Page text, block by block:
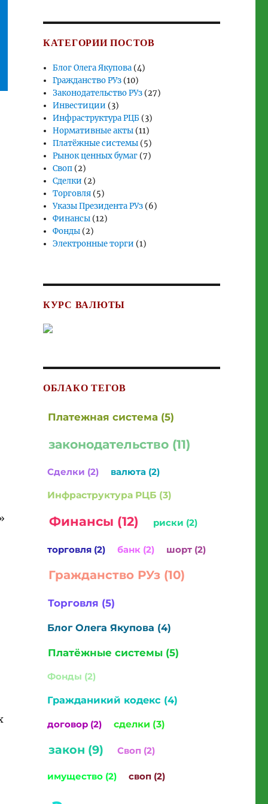
КАТЕГОРИИ ПОСТОВ
Блог Олега Якупова (4)
Гражданство РУз (10)
Законодательство РУз (27)
Инвестиции (3)
Инфраструктура РЦБ (3)
Нормативные акты (11)
Платёжные системы (5)
Рынок ценных бумаг (7)
Своп (2)
Сделки (2)
Торговля (5)
Указы Президента РУз (6)
Финансы (12)
Фонды (2)
Электронные торги (1)
КУРС ВАЛЮТЫ
ОБЛАКО ТЕГОВ
Платежная система (5)
законодательство (11)
Сделки (2) валюта (2)
Инфраструктура РЦБ (3)
Финансы (12) риски (2)
торговля (2) банк (2) шорт (2)
Гражданство РУз (10)
Торговля (5)
Блог Олега Якупова (4)
Платёжные системы (5)
Фонды (2)
Гражданикий кодекс (4)
договор (2) сделки (3)
закон (9) Своп (2)
имущество (2) своп (2)